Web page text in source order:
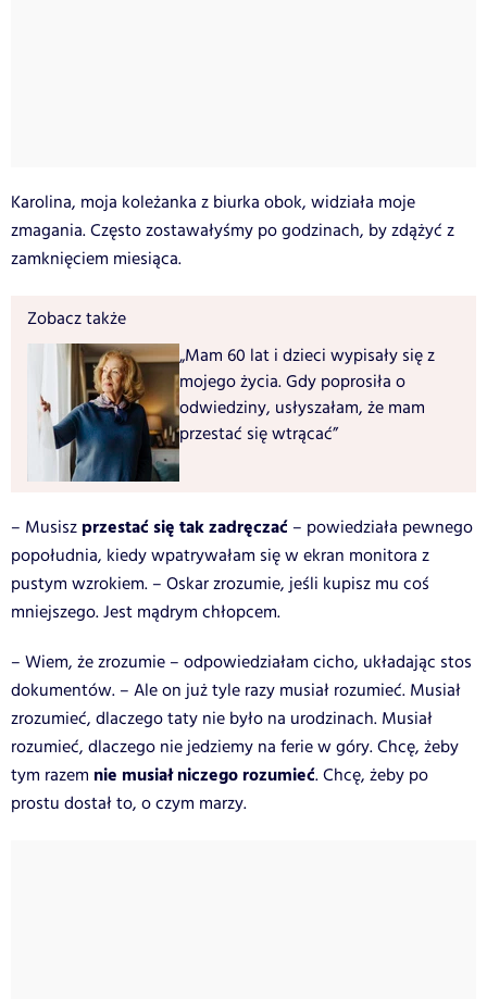
Karolina, moja koleżanka z biurka obok, widziała moje
zmagania. Często zostawałyśmy po godzinach, by zdążyć z
zamknięciem miesiąca.
Zobacz także
„Mam 60 lat i dzieci wypisały się z
mojego życia. Gdy poprosiła o
odwiedziny, usłyszałam, że mam
przestać się wtrącać”
– Musisz przestać się tak zadręczać – powiedziała pewnego
popołudnia, kiedy wpatrywałam się w ekran monitora z
pustym wzrokiem. – Oskar zrozumie, jeśli kupisz mu coś
mniejszego. Jest mądrym chłopcem.
– Wiem, że zrozumie – odpowiedziałam cicho, układając stos
dokumentów. – Ale on już tyle razy musiał rozumieć. Musiał
zrozumieć, dlaczego taty nie było na urodzinach. Musiał
rozumieć, dlaczego nie jedziemy na ferie w góry. Chcę, żeby
tym razem nie musiał niczego rozumieć. Chcę, żeby po
prostu dostał to, o czym marzy.